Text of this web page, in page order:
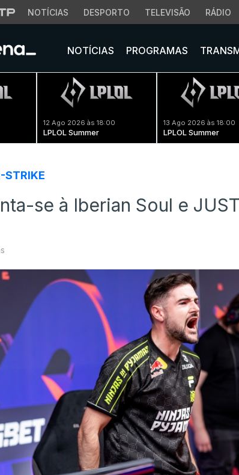
NOTÍCIAS DESPORTO TELEVISÃO RÁDIO
NOTÍCIAS PROGRAMAS
12 Ago 2026 às 18:00
LPLOL Summer
13 Ago 2026 às 18:00
LPLOL Summer
STRIKE
se à Iberian Soul e